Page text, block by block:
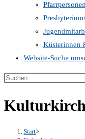
Küsterinnen
Website-Suche
Start>